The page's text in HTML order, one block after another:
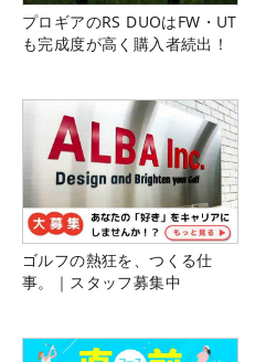
プロギアのRS DUOはFW・UT
も完成度が高く購入者続出！
ゴルフの熱狂を、つくる仕
事。｜スタッフ募集中